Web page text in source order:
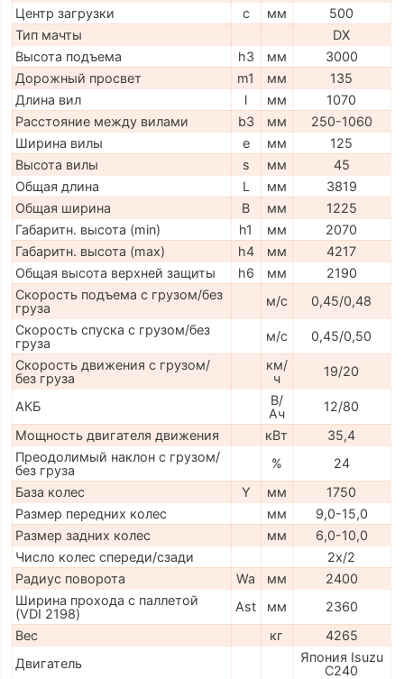
Центр загрузки c мм
500
Тип мачты
DX
Высота подъема
h3 мм
3000
Дорожный просвет
m1 мм
135
Длина вил
l мм
1070
Расстояние между вилами
b3 мм
250-1060
Ширина вилы
e мм
125
Высота вилы
s мм
45
Общая длина
L мм
3819
Общая ширина
B мм
1225
Габаритн. высота (min)
h1 мм
2070
Габаритн. высота (max)
h4 мм
4217
Общая высота верхней защиты
h6 мм
2190
Скорость подъема с грузом/без
груза
м/с
0,45/0,48
Скорость спуска с грузом/без
груза
м/с
0,45/0,50
Скорость движения с грузом/
без груза
км/
ч
19/20
АКБ
В/
Ач
12/80
Мощность двигателя движения
кВт
35,4
Преодолимый наклон с грузом/
без груза
%
24
База колес
Y мм
1750
Размер передних колес
мм
9,0-15,0
Размер задних колес
мм
6,0-10,0
Число колес спереди/сзади
2x/2
Радиус поворота
Wa мм
2400
Ширина прохода с паллетой
(VDI 2198)
Ast мм
2360
Вес
кг
4265
Двигатель
Япония Isuzu
C240